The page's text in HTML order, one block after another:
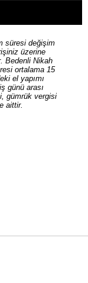
süresi değişim
üzerine
Bedenli Nikah
ortalama 15
el yapımı
günü arası
gümrük vergisi
aittir.